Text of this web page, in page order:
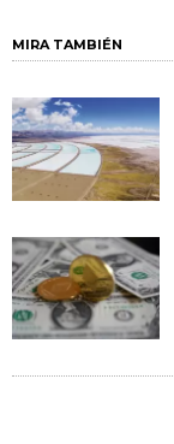
MIRA TAMBIÉN